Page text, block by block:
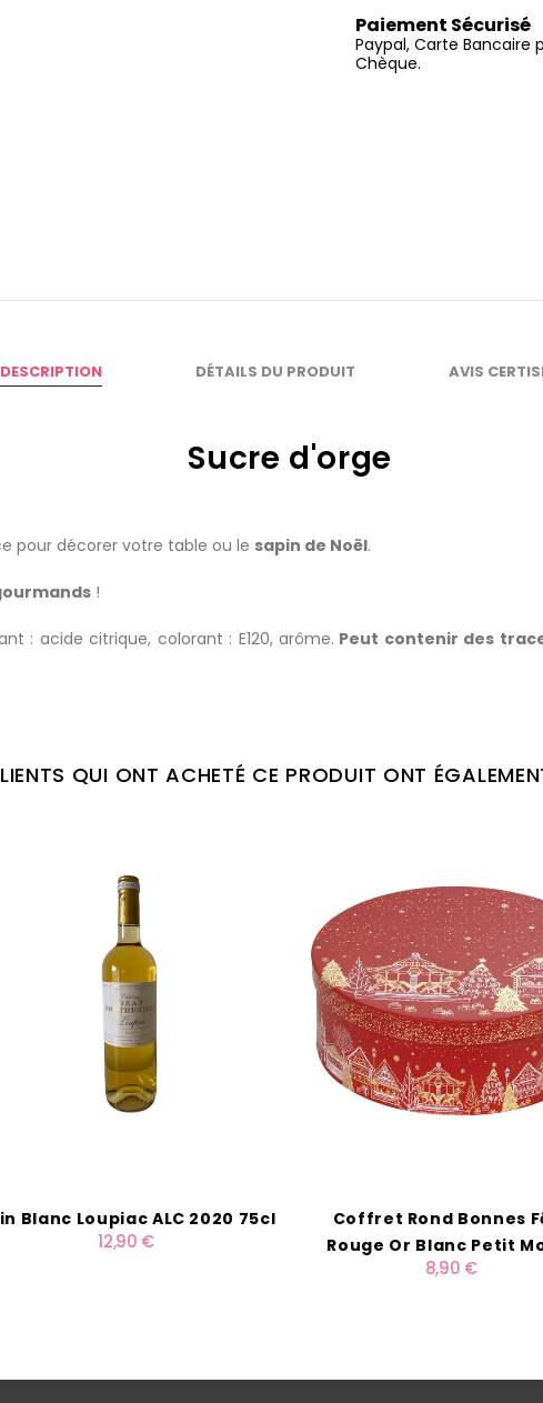
Paiement Sécurisé
Paypal, Carte Bancaire
Chèque.
DÉTAILS DU PRODUIT AVIS
Sucre d'orge
pour décorer votre table ou le sapin de Noël.
!
: acide citrique, colorant : E120, arôme. Peut contenir des
QUI ONT ACHETÉ CE PRODUIT ONT
Blanc Loupiac ALC 2020 75cl
12,90 €
Coffret Rond Bonnes
Rouge Or Blanc Petit
8,90 €